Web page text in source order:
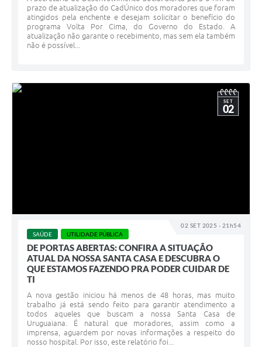
prazo de atualização do CadÚnico dos moradores que foram
atingidos pela enchente e desejam solicitar o benefício do
programa Volta Por Cima, do Governo do Estado. A
atualização não garante o recebimento, mas sem ela também
não é possível...
02 SET 2025 - 21h54
SET
02
SAÚDE UTILIDADE PÚBLICA
DE PORTAS ABERTAS: CONFIRA A SITUAÇÃO
ATUAL DA NOSSA SANTA CASA E DESCUBRA O
QUE ESTAMOS FAZENDO PRA PODER CUIDAR DE
TI
A nova gestão iniciou há menos de 48 horas, mas muito
trabalho já está sendo feito para garantir atendimento a
todos aqueles que buscam a nossa Santa Casa de
Uruguaiana. É natural que moradores, assim como a
imprensa, aguardem por novas informações a respeito do
nosso hospital. Por isso, este relatório foi...